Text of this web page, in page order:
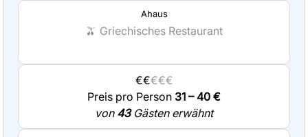
Ahaus
🫒 Griechisches Restaurant
€€€€€
Preis pro Person 31 – 40 €
von 43Gästen erwähnt